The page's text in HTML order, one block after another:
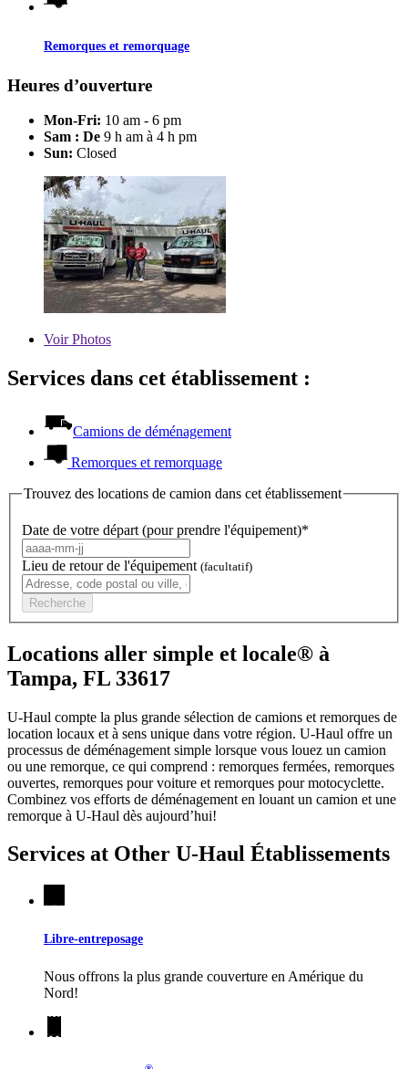
Remorques et remorquage
Heures d’ouverture
Mon-Fri: 10 am - 6 pm
Sam : De 9 h am à 4 h pm
Sun: Closed
VoirPhotos
Services dans cet établissement :
Camions de déménagement
Remorques et remorquage
Trouvez des locations de camion dans cet établissement
Date de votre départ (pour prendre l'équipement)*
Lieu de retour de l'équipement (facultatif)
Recherche
Locations aller simple et locale® à
Tampa, FL 33617
U-Haul compte la plus grande sélection de camions et remorques de
location locaux et à sens unique dans votre région. U-Haul offre un
processus de déménagement simple lorsque vous louez un camion
ou une remorque, ce qui comprend : remorques fermées, remorques
ouvertes, remorques pour voiture et remorques pour motocyclette.
Combinez vos efforts de déménagement en louant un camion et une
remorque à U-Haul dès aujourd’hui!
Services at Other U-Haul Établissements
Libre-entreposage
Nous offrons la plus grande couverture en Amérique du
Nord!